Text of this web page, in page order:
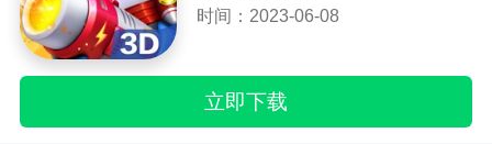
时间：2023-06-08
立即下载